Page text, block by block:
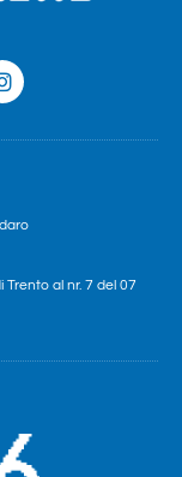
Trento al nr. 7 del 07